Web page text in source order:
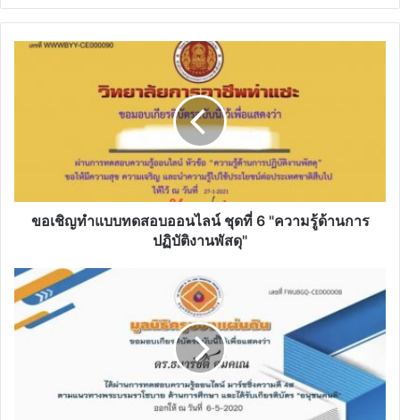
6
"ความ
การ
ปฏิบัติ
งาน
พัสดุ"
ขอเชิญทำแบบทดสอบออนไลน์ ชุดที่ 6 "ความรู้ด้านการ
ปฏิบัติงานพัสดุ"
ขอ
เชิญ
ทำ
แบบ